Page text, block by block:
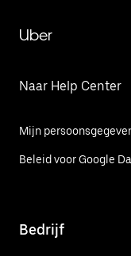
Uber
Naar Help Center
Mijn
Beleid voor Google
Bedrijf